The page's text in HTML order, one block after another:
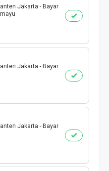
Jakarta - Bayar
Jakarta - Bayar
Jakarta - Bayar